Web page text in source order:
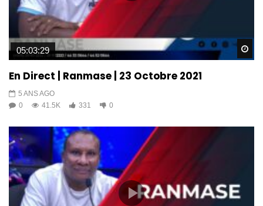
05:03:29
En Direct | Ranmase | 23 Octobre 2021
5 ANS AGO
0
41.5K 331 0